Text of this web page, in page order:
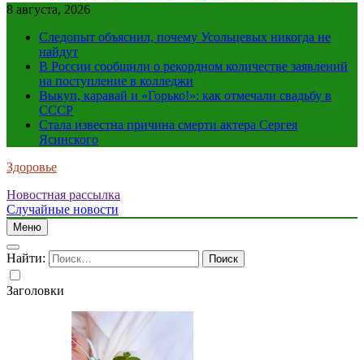
8 августа, 2026
Следопыт объяснил, почему Усольцевых никогда не
найдут
В России сообщили о рекордном количестве заявлений
на поступление в колледжи
Выкуп, каравай и «Горько!»: как отмечали свадьбу в
СССР
Стала известна причина смерти актера Сергея
Ясинского
Здоровье
Новостная рассылка
Случайные новости
Меню
Найти:
Заголовки